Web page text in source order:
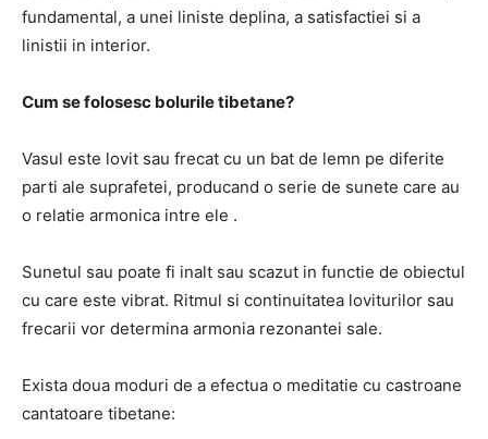
fundamental, a unei liniste deplina, a satisfactiei si a
linistii in interior.
Cum se folosesc bolurile tibetane?
Vasul este lovit sau frecat cu un bat de lemn pe diferite
parti ale suprafetei, producand o serie de sunete care au
o relatie armonica intre ele .
Sunetul sau poate fi inalt sau scazut in functie de obiectul
cu care este vibrat. Ritmul si continuitatea loviturilor sau
frecarii vor determina armonia rezonantei sale.
Exista doua moduri de a efectua o meditatie cu castroane
cantatoare tibetane: